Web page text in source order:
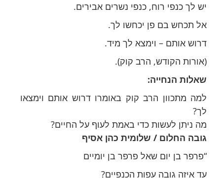
יש לך כנפי רוח, כנפי נשרים אבירים.
אל תכחש בם פן יכחשו לך.
דרוש אותם – וימצא לך מיד.
(אורות הקודש, הרב קוק).
שאלות הנחייה:
למה מתכוון הרב קוק באומרו דרוש אותם וימצאו
לך?
מה ניתן לעשות כדי באמת לעוף על החיים?
גובה החלום / שלומית כהן אסיף
“פרפר בן יום שאל פרפר בן יומיים
עד איזה גובה עפות הכנפיים?